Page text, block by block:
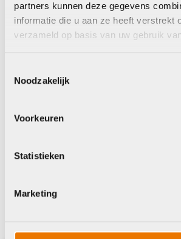
partners kunnen deze gegevens
informatie die u aan ze heeft verstrekt
verzameld op basis van uw gebruik
Noodzakelijk
Voorkeuren
Statistieken
Marketing
Computers accessoires en
€89,95